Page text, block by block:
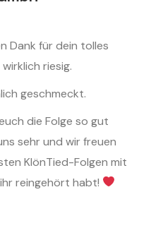
Dank für dein tolles
riesig.
geschmeckt.
die Folge so gut
sehr und wir freuen
KlönTied-Folgen mit
reingehört habt!